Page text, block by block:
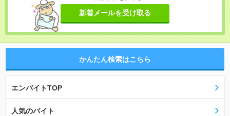
新着メールを受け取る
かんたん検索はこちら
エンバイトTOP
人気のバイト